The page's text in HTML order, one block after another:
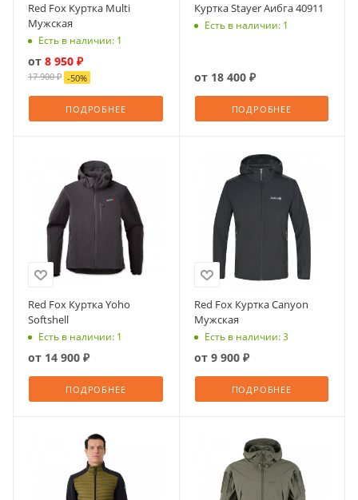
Red Fox Куртка Multi
Мужская
Есть в наличии: 1
от 8 950 ₽
17 900 ₽ -50%
ПОДРОБНЕЕ
Куртка Stayer Аибга 40911
Есть в наличии: 1
от 18 400 ₽
ПОДРОБНЕЕ
Red Fox Куртка Yoho
Softshell
Есть в наличии: 1
от 14 900 ₽
ПОДРОБНЕЕ
Red Fox Куртка Canyon
Мужская
Есть в наличии: 3
от 9 900 ₽
ПОДРОБНЕЕ